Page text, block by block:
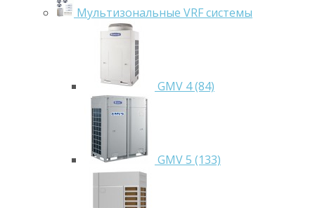
Мультизональные VRF системы
GMV 4 (84)
GMV 5 (133)